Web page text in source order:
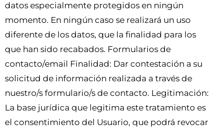
datos especialmente protegidos en ningún
momento. En ningún caso se realizará un uso
diferente de los datos, que la finalidad para los
que han sido recabados. Formularios de
contacto/email Finalidad: Dar contestación a su
solicitud de información realizada a través de
nuestro/s formulario/s de contacto. Legitimación:
La base jurídica que legitima este tratamiento es
el consentimiento del Usuario, que podrá revocar